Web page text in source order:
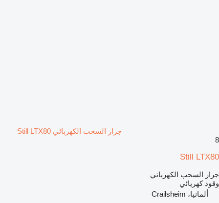
جرار السحب الكهربائي Still LTX80
8
Still LTX80
جرار السحب الكهربائي
وقود كهربائي
ألمانيا، Crailsheim